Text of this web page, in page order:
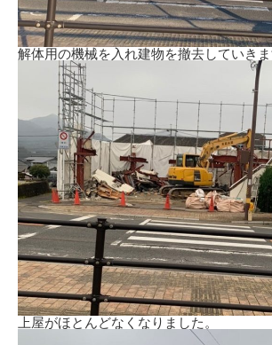
解体用の機械を入れ建物を撤去していきま
上屋がほとんどなくなりました。